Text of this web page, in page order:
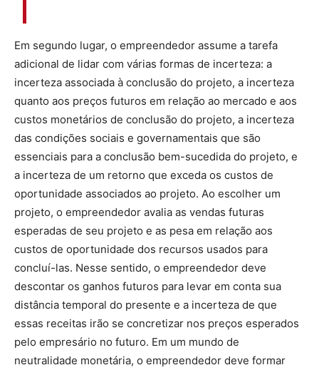
Em segundo lugar, o empreendedor assume a tarefa
adicional de lidar com várias formas de incerteza: a
incerteza associada à conclusão do projeto, a incerteza
quanto aos preços futuros em relação ao mercado e aos
custos monetários de conclusão do projeto, a incerteza
das condições sociais e governamentais que são
essenciais para a conclusão bem-sucedida do projeto, e
a incerteza de um retorno que exceda os custos de
oportunidade associados ao projeto. Ao escolher um
projeto, o empreendedor avalia as vendas futuras
esperadas de seu projeto e as pesa em relação aos
custos de oportunidade dos recursos usados ​​para
concluí-las. Nesse sentido, o empreendedor deve
descontar os ganhos futuros para levar em conta sua
distância temporal do presente e a incerteza de que
essas receitas irão se concretizar nos preços esperados
pelo empresário no futuro. Em um mundo de
neutralidade monetária, o empreendedor deve formar